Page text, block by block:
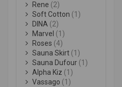
Rene (2)
Soft Cotton (1)
DINA (2)
Marvel (1)
Roses (4)
Sauna Skirt (1)
Sauna Dufour (1)
Alpha Kiz (1)
Vassago (1)